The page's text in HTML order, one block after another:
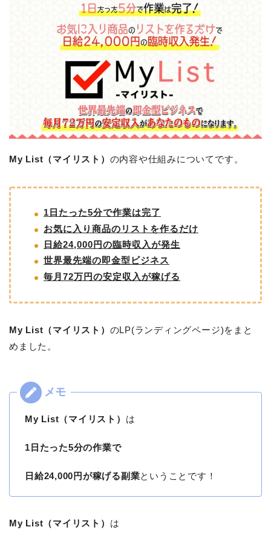
My List（マイリスト） の内容や仕組みについてです。
1日たった5分で作業は完了
お気に入り商品のリストを作るだけ
日給24,000円の臨時収入が発生
世界最先端の即金型ビジネス
毎月72万円の安定収入が稼げる
My List（マイリスト） のLP(ランディングページ)をまと
めました。
My List（マイリスト） は
1日たった5分の作業で
日給24,000円が稼げる副業ということです！
My List（マイリスト） は